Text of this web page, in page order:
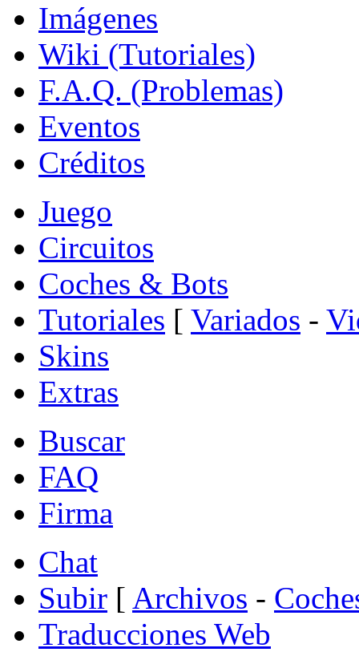
Imágenes
Wiki (Tutoriales)
F.A.Q. (Problemas)
Eventos
Créditos
Juego
Circuitos
Coches & Bots
Tutoriales [ Variados -
Skins
Extras
Buscar
FAQ
Firma
Chat
Subir [ Archivos -
Traducciones Web